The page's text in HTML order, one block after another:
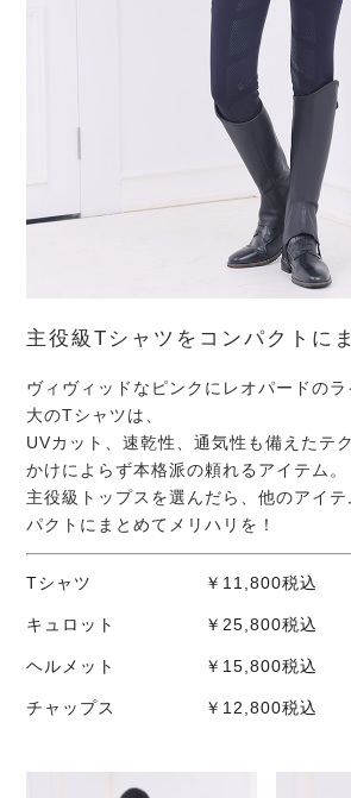
主役級Tシャツをコンパクトに
ヴィヴィッドなピンクにレオパードのラ
大のTシャツは、
UVカット、速乾性、通気性も備えたテ
かけによらず本格派の頼れるアイテム。
主役級トップスを選んだら、他のアイ
パクトにまとめてメリハリを！
Tシャツ ￥11,800税込
キュロット ￥25,800税込
ヘルメット ￥15,800税込
チャップス ￥12,800税込